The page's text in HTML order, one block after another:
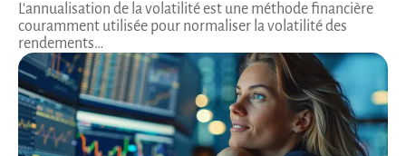
L'annualisation de la volatilité est une méthode financière
couramment utilisée pour normaliser la volatilité des
rendements…